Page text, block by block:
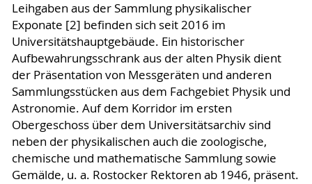
Leihgaben aus der Sammlung physikalischer
Exponate [2] befinden sich seit 2016 im
Universitätshauptgebäude. Ein historischer
Aufbewahrungsschrank aus der alten Physik dient
der Präsentation von Messgeräten und anderen
Sammlungsstücken aus dem Fachgebiet Physik und
Astronomie. Auf dem Korridor im ersten
Obergeschoss über dem Universitätsarchiv sind
neben der physikalischen auch die zoologische,
chemische und mathematische Sammlung sowie
Gemälde, u. a. Rostocker Rektoren ab 1946, präsent.